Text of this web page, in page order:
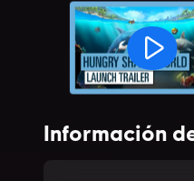
Información